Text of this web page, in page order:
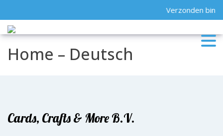
to
content
Verzonden
Home – Deutsch
Cards, Crafts & More B.V.